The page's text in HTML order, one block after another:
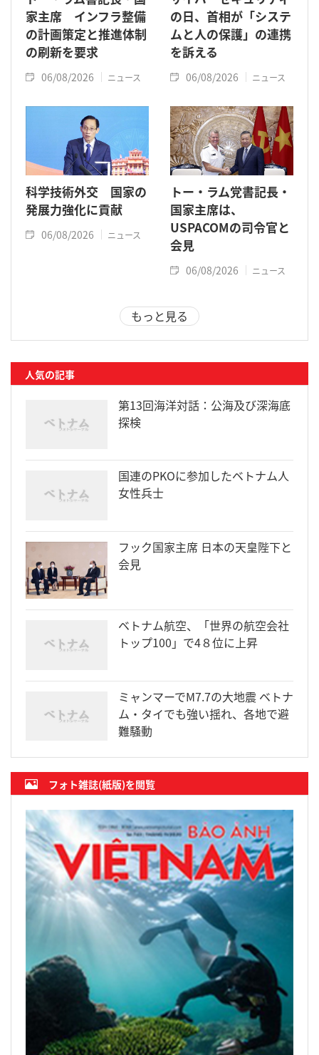
家主席 インフラ整備
の計画策定と推進体制
の刷新を要求
06/08/2026 ニュース
の日、首相が「システ
ムと人の保護」の連携
を訴える
06/08/2026 ニュース
科学技術外交 国家の
発展力強化に貢献
06/08/2026 ニュース
トー・ラム党書記長・
国家主席は、
USPACOMの司令官と
会見
06/08/2026 ニュース
もっと見る
人気の記事
第13回海洋対話：公海及び深海底
探検
国連のPKOに参加したベトナム人
女性兵士
フック国家主席 日本の天皇陛下と
会見
ベトナム航空、「世界の航空会社
トップ100」で4８位に上昇
ミャンマーでM7.7の大地震 ベトナ
ム・タイでも強い揺れ、各地で避
難騒動
フォト雑誌(紙版)を閲覧